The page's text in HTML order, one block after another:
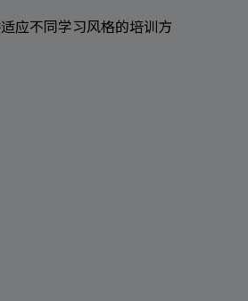
应不同学习风格的培训方